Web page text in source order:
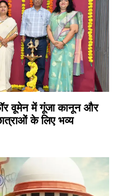
वूमेन में गूंजा कानून और
के लिए भव्य